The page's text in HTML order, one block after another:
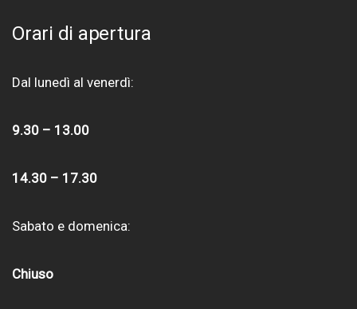
Orari di apertura
Dal lunedì al venerdì:
9.30 – 13.00
14.30 – 17.30
Sabato e domenica:
Chiuso